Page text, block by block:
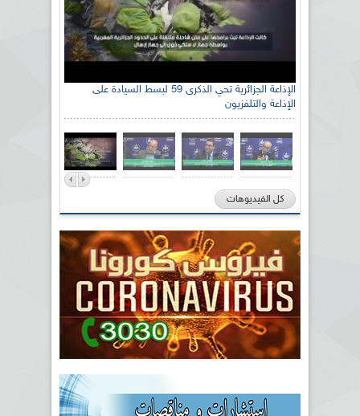
الإذاعة الجزائرية تحي الذكرى 59 لبسط السيادة على
الإذاعة والتلفزيون
كل الفيديوهات